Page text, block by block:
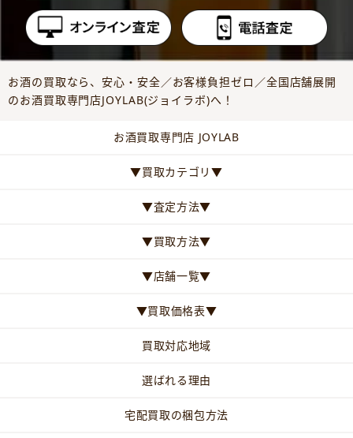
お酒の買取なら、安心・安全／お客様負担ゼロ／全国店舗展開
のお酒買取専門店JOYLAB(ジョイラボ)へ！
お酒買取専門店 JOYLAB
▼買取カテゴリ▼
▼査定方法▼
▼買取方法▼
▼店舗一覧▼
▼買取価格表▼
買取対応地域
選ばれる理由
宅配買取の梱包方法